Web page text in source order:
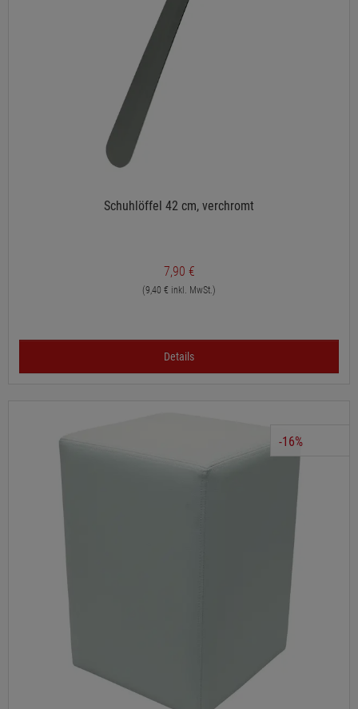
Schuhlöffel 42 cm, verchromt
7,90 €
(9,40 € inkl. MwSt.)
Details
-16%